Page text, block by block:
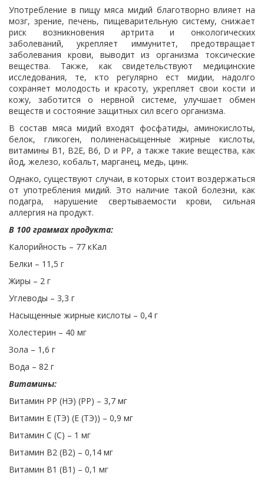
Употребление в пищу мяса мидий благотворно влияет на
мозг, зрение, печень, пищеварительную систему, снижает
риск возникновения артрита и онкологических
заболеваний, укрепляет иммунитет, предотвращает
заболевания крови, выводит из организма токсические
вещества. Также, как свидетельствуют медицинские
исследования, те, кто регулярно ест мидии, надолго
сохраняет молодость и красоту, укрепляет свои кости и
кожу, заботится о нервной системе, улучшает обмен
веществ и состояние защитных сил всего организма.
В состав мяса мидий входят фосфатиды, аминокислоты,
белок, гликоген, полиненасыщенные жирные кислоты,
витамины В1, В2Е, В6, D и РР, а также такие вещества, как
йод, железо, кобальт, марганец, медь, цинк.
Однако, существуют случаи, в которых стоит воздержаться
от употребления мидий. Это наличие такой болезни, как
подагра, нарушение свертываемости крови, сильная
аллергия на продукт.
В 100 граммах продукта:
Калорийность – 77 кКал
Белки – 11,5 г
Жиры – 2 г
Углеводы – 3,3 г
Насыщенные жирные кислоты – 0,4 г
Холестерин – 40 мг
Зола – 1,6 г
Вода – 82 г
Витамины:
Витамин PP (НЭ) (PP) – 3,7 мг
Витамин Е (ТЭ) (Е (ТЭ)) – 0,9 мг
Витамин С (C) – 1 мг
Витамин В2 (В2) – 0,14 мг
Витамин В1 (В1) – 0,1 мг